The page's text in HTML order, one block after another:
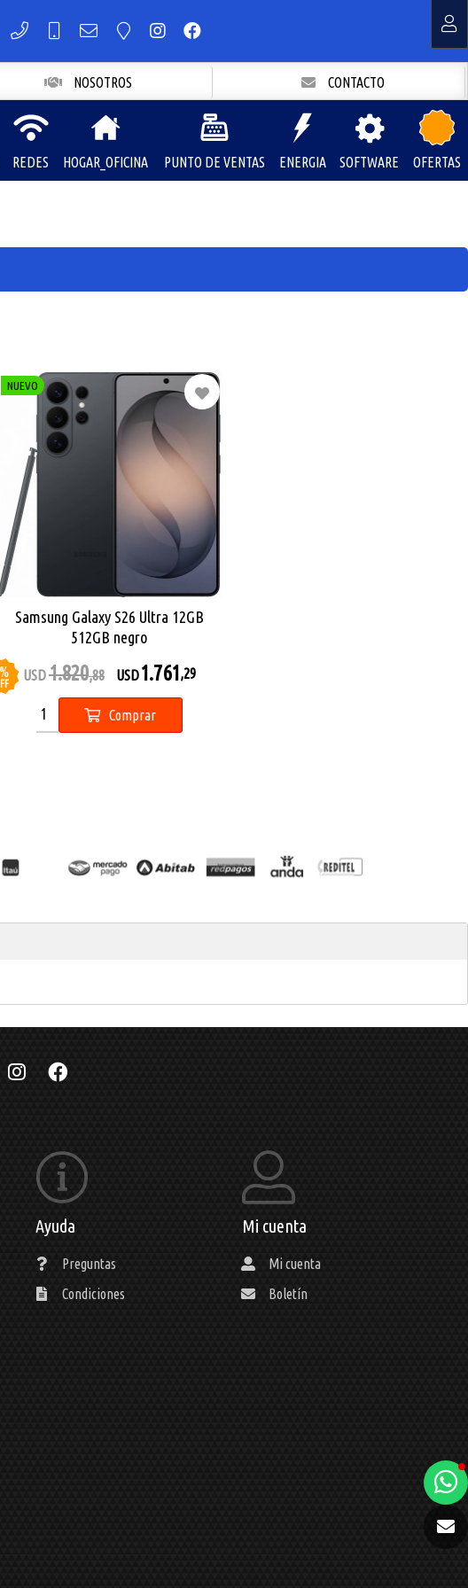
NOSOTROS CONTACTO
REDES HOGAR_OFICINA PUNTO DE VENTAS ENERGIA SOFTWARE OFERTAS
NUEVO
Samsung Galaxy S26 Ultra 12GB
512GB negro
% USD1.820,88 USD1.761,29
Comprar
Ayuda
Preguntas
Condiciones
Mi cuenta
Mi cuenta
Boletín